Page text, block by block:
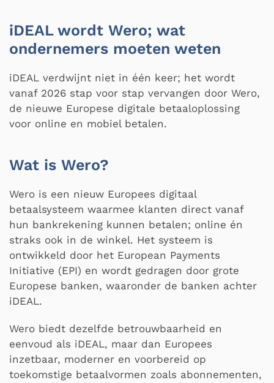
iDEAL wordt Wero; wat
ondernemers moeten weten
iDEAL verdwijnt niet in één keer; het wordt
vanaf 2026 stap voor stap vervangen door Wero,
de nieuwe Europese digitale betaaloplossing
voor online en mobiel betalen.
Wat is Wero?
Wero is een nieuw Europees digitaal
betaalsysteem waarmee klanten direct vanaf
hun bankrekening kunnen betalen; online én
straks ook in de winkel. Het systeem is
ontwikkeld door het European Payments
Initiative (EPI) en wordt gedragen door grote
Europese banken, waaronder de banken achter
iDEAL.
Wero biedt dezelfde betrouwbaarheid en
eenvoud als iDEAL, maar dan Europees
inzetbaar, moderner en voorbereid op
toekomstige betaalvormen zoals abonnementen,